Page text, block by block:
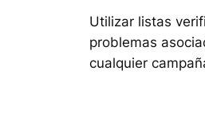
Utilizar listas
problemas
cualquier